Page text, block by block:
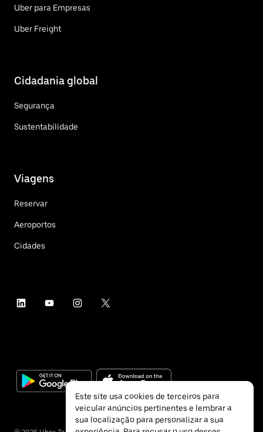
Uber para Empresas
Uber Freight
Cidadania global
Segurança
Sustentabilidade
Viagens
Reservar
Aeroportos
Cidades
Este site usa cookies de terceiros para
veicular anúncios pertinentes e lembrar a
sua localização para personalizar a sua